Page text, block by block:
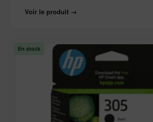
Voir le produit →
En stock